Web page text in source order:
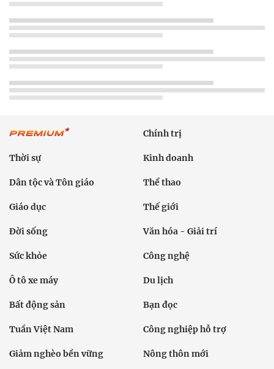
Chính trị
Thời sự Kinh doanh
Dân tộc và Tôn giáo Thể thao
Giáo dục Thế giới
Đời sống Văn hóa - Giải trí
Sức khỏe Công nghệ
Ô tô xe máy Du lịch
Bất động sản Bạn đọc
Tuần Việt Nam Công nghiệp hỗ trợ
Giảm nghèo bền vững Nông thôn mới